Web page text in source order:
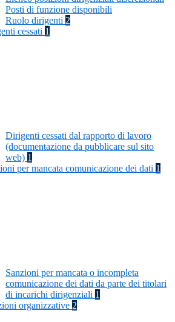
Posti di funzione disponibili
Ruolo dirigenti 2
cessati 1
Dirigenti cessati dal rapporto di lavoro
(documentazione da pubblicare sul sito
web) 1
per mancata comunicazione dei dati 1
Sanzioni per mancata o incompleta
comunicazione dei dati da parte dei titolari
di incarichi dirigenziali 1
organizzative 2